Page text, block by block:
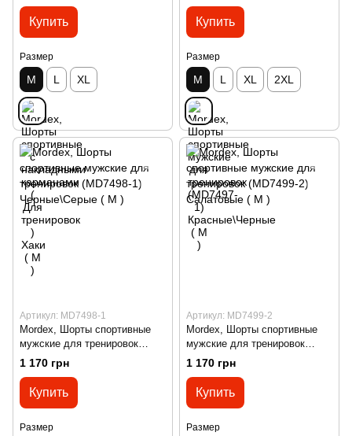
Купить
Размер
M L XL
Купить
Размер
M L XL 2XL
Артикул: MD7498-1
Mordex, Шорты спортивные
мужские для тренировок
(MD7498-1) Черные\Серые ( M
1 170 грн
Купить
Размер
Артикул: MD7499-2
Mordex, Шорты спортивные
мужские для тренировок
(MD7499-2) Салатовые ( M )
1 170 грн
Купить
Размер